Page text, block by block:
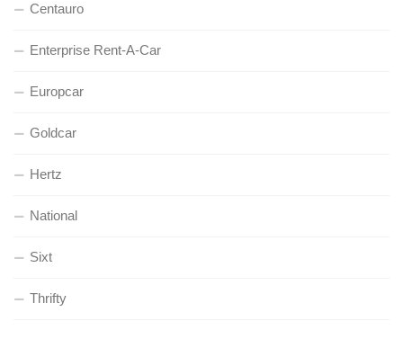
Centauro
Enterprise Rent-A-Car
Europcar
Goldcar
Hertz
National
Sixt
Thrifty